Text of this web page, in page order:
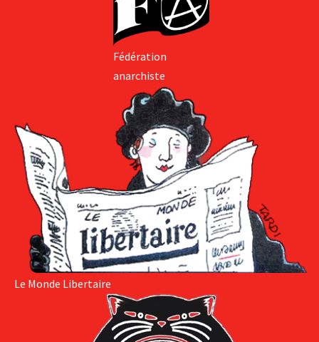
Fédération
anarchiste
Le Monde Libertaire